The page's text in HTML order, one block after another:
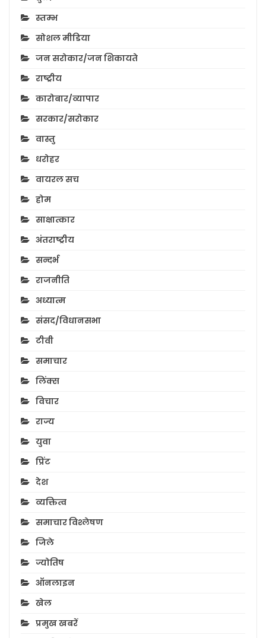
स्तम्भ
सोशल मीडिया
जन सरोकार/जन शिकायते
राष्ट्रीय
कारोबार/व्यापार
सरकार/सरोकार
वास्तु
धरोहर
वायरल सच
होम
साक्षात्कार
अंतराष्ट्रीय
सन्दर्भ
राजनीति
अध्यात्म
संसद/विधानसभा
टीवी
समाचार
लिंक्स
विचार
राज्य
युवा
प्रिंट
देश
व्यक्तित्व
समाचार विश्लेषण
जिले
ज्योतिष
ऑनलाइन
खेल
प्रमुख खबरें